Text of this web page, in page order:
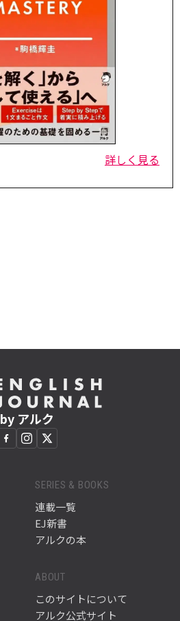
詳しく見る
by アルク
SERIES & BOOKS
連載一覧
EJ新書
アルクの本
ABOUT
このサイトについて
アルク公式サイト